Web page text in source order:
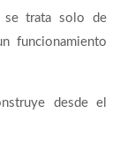
se trata solo de
funcionamiento
desde el